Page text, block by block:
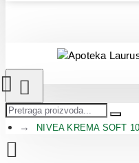
NIVEA KREMA SOFT